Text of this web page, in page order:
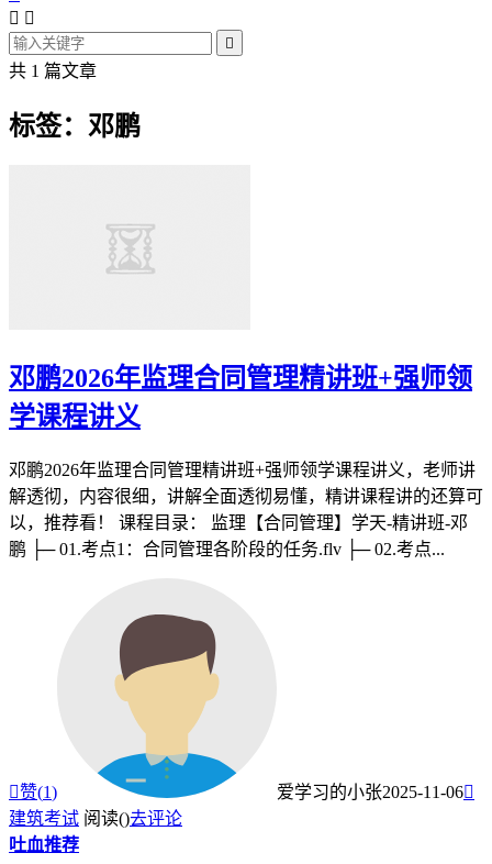
 

共 1 篇文章
标签：邓鹏
邓鹏2026年监理合同管理精讲班+强师领
学课程讲义
邓鹏2026年监理合同管理精讲班+强师领学课程讲义，老师讲
解透彻，内容很细，讲解全面透彻易懂，精讲课程讲的还算可
以，推荐看！ 课程目录： 监理【合同管理】学天-精讲班-邓
鹏 ├─ 01.考点1：合同管理各阶段的任务.flv ├─ 02.考点...
赞(1) 爱学习的小张2025-11-06
建筑考试 阅读()去评论
吐血推荐